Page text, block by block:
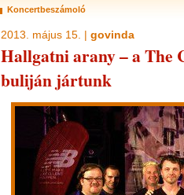
Koncertbeszámoló
2013. május 15. | govinda
Hallgatni arany – a The
buliján jártunk